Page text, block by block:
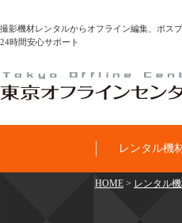
撮影機材レンタルからオフライン編集、ポス
24時間安心サポート
レンタル機
HOME > レンタル